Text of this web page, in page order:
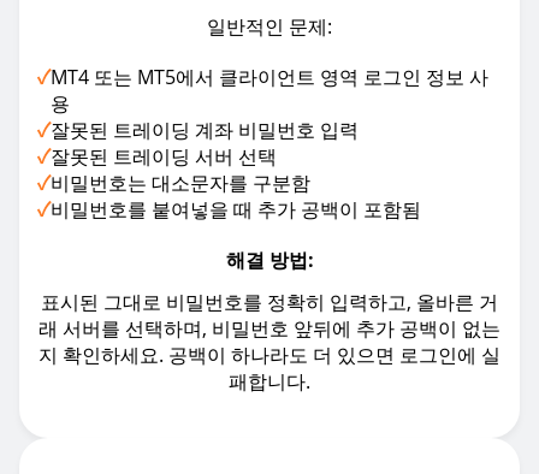
일반적인 문제:
✓MT4 또는 MT5에서 클라이언트 영역 로그인 정보 사
용
✓잘못된 트레이딩 계좌 비밀번호 입력
✓잘못된 트레이딩 서버 선택
✓비밀번호는 대소문자를 구분함
✓비밀번호를 붙여넣을 때 추가 공백이 포함됨
해결 방법:
표시된 그대로 비밀번호를 정확히 입력하고, 올바른 거
래 서버를 선택하며, 비밀번호 앞뒤에 추가 공백이 없는
지 확인하세요. 공백이 하나라도 더 있으면 로그인에 실
패합니다.